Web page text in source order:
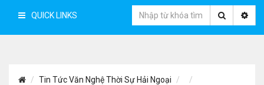
QUICK LINKS
Tin Tức Văn Nghệ Thời Sự Hải Ngoại